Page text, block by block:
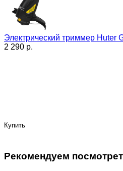
Электрический триммер Huter
2 290 p.
Купить
Рекомендуем